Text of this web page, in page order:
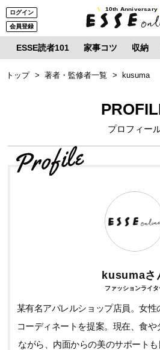
ログイン
会員登録
10th Anniversary
ESSE読者101 家事コツ 収納
トップ 著者・監修者一覧 kusuma
プロフィー
kusumaさ
ファッションライタ
某有名アパレルショップ店員。女
コーディネートを提案。現在、食
ながら、内面からの美のサポート